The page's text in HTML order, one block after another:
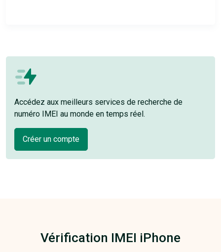
Accédez aux meilleurs services de recherche de
numéro IMEI au monde en temps réel.
Créer un compte
Vérification IMEI iPhone